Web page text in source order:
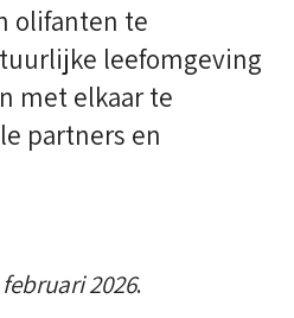
olifanten te
leefomgeving
met elkaar te
partners en
2026.